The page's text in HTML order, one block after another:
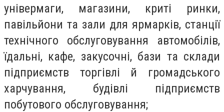
універмаги, магазини, криті ринки,
павільйони та зали для ярмарків, станції
технічного обслуговування автомобілів,
їдальні, кафе, закусочні, бази та склади
підприємств торгівлі й громадського
харчування, будівлі підприємств
побутового обслуговування;